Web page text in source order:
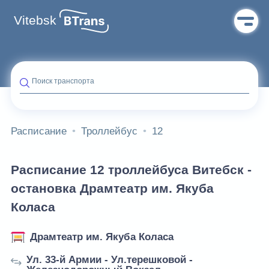
Vitebsk
Поиск транспорта
Расписание Троллейбус 12
Расписание 12 троллейбуса Витебск -
остановка Драмтеатр им. Якуба
Коласа
Драмтеатр им. Якуба Коласа
Ул. 33-й Армии - Ул.терешковой -